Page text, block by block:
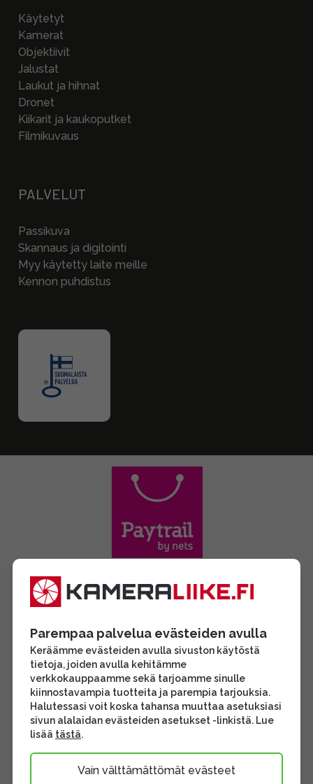
Käytetyt
Kamerat
Objektiivit
Jalustat
Laukut ja hihnat
Dronet
Kiikarit ja kaukoputket
Filmikuvaus
PALVELUT
Passikuva
Skannaus ja digitointi
Myy käytetty laite meille
Kennon puhdistus
Parempaa palvelua evästeiden avulla
Keräämme evästeiden avulla sivuston käytöstä
tietoja, joiden avulla kehitämme
verkkokauppaamme sekä tarjoamme sinulle
kiinnostavampia tuotteita ja parempia tarjouksia.
Halutessasi voit koska tahansa muuttaa asetuksiasi
sivun alalaidan evästeiden asetukset -linkistä. Lue
lisää tästä.
Vain välttämättömät evästeet